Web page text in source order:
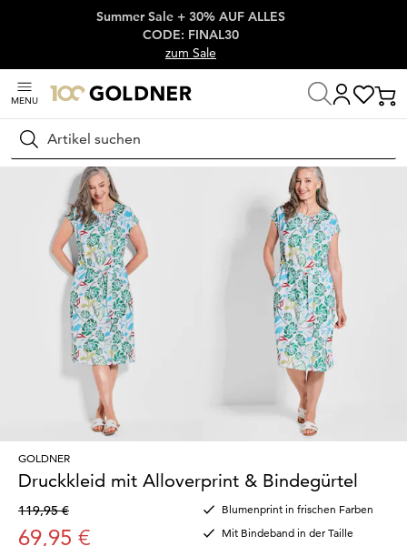
Überspringe Navigation, direkt zum Content
Summer Sale + 30% AUF ALLES
CODE: FINAL30
zum Sale
MENU
Suchen
Startseite Damenmode
GOLDNER
Druckkleid mit Alloverprint & Bindegürtel
119,95 €
69,95 €
Blumenprint in frischen Farben
Mit Bindeband in der Taille